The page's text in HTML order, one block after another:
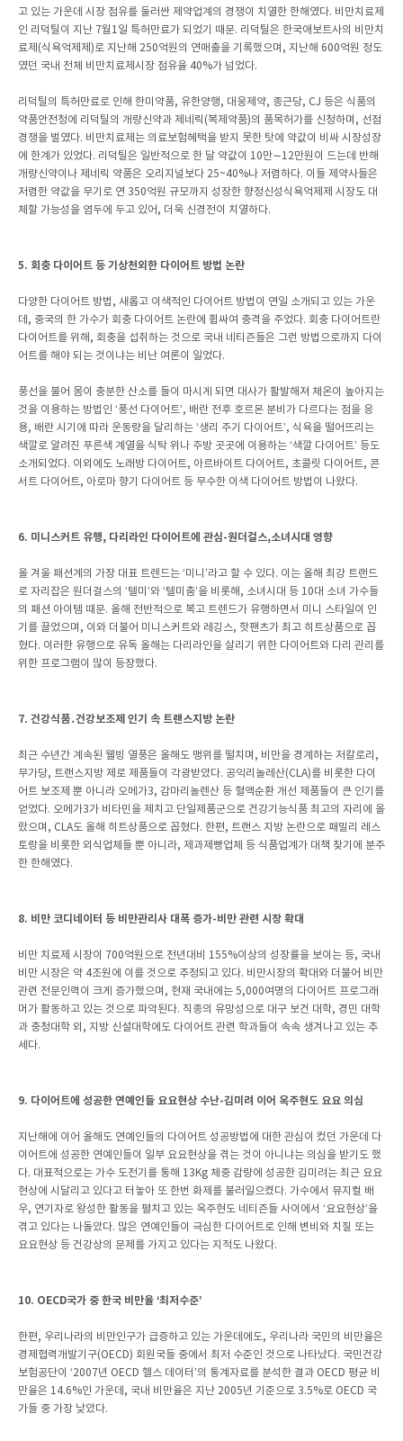
고 있는 가운데 시장 점유를 둘러싼 제약업계의 경쟁이 치열한 한해였다. 비만치료제
인 리덕틸이 지난 7월1일 특허만료가 되었기 때문. 리덕틸은 한국애보트사의 비만치
료제(식욕억제제)로 지난해 250억원의 연매출을 기록했으며, 지난해 600억원 정도
였던 국내 전체 비만치료제시장 점유율 40%가 넘었다.
리덕틸의 특허만료로 인해 한미약품, 유한양행, 대웅제약, 종근당, CJ 등은 식품의
약품안전청에 리덕틸의 개량신약과 제네릭(복제약품)의 품목허가를 신청하며, 선점
경쟁을 벌였다. 비만치료제는 의료보험혜택을 받지 못한 탓에 약값이 비싸 시장성장
에 한계가 있었다. 리덕틸은 일반적으로 한 달 약값이 10만∼12만원이 드는데 반해
개량신약이나 제네릭 약품은 오리지널보다 25~40%나 저렴하다. 이들 제약사들은
저렴한 약값을 무기로 연 350억원 규모까지 성장한 향정신성식욕억제제 시장도 대
체할 가능성을 염두에 두고 있어, 더욱 신경전이 치열하다.
5. 회충 다이어트 등 기상천외한 다이어트 방법 논란
다양한 다이어트 방법, 새롭고 이색적인 다이어트 방법이 연일 소개되고 있는 가운
데, 중국의 한 가수가 회충 다이어트 논란에 휩싸여 충격을 주었다. 회충 다이어트란
다이어트를 위해, 회충을 섭취하는 것으로 국내 네티즌들은 그런 방법으로까지 다이
어트를 해야 되는 것이냐는 비난 여론이 일었다.
풍선을 불어 몸이 충분한 산소를 들이 마시게 되면 대사가 활발해져 체온이 높아지는
것을 이용하는 방법인 ‘풍선 다이어트’, 배란 전후 호르몬 분비가 다르다는 점을 응
용, 배란 시기에 따라 운동량을 달리하는 ‘생리 주기 다이어트’, 식욕을 떨어뜨리는
색깔로 알려진 푸른색 계열을 식탁 위나 주방 곳곳에 이용하는 ‘색깔 다이어트’ 등도
소개되었다. 이외에도 노래방 다이어트, 아르바이트 다이어트, 초콜릿 다이어트, 콘
서트 다이어트, 아로마 향기 다이어트 등 무수한 이색 다이어트 방법이 나왔다.
6. 미니스커트 유행, 다리라인 다이어트에 관심-원더걸스,소녀시대 영향
올 겨울 패션계의 가장 대표 트렌드는 ‘미니’라고 할 수 있다. 이는 올해 최강 트랜드
로 자리잡은 원더걸스의 ‘텔미’와 ‘텔미춤’을 비롯해, 소녀시대 등 10대 소녀 가수들
의 패션 아이템 때문. 올해 전반적으로 복고 트렌드가 유행하면서 미니 스타일이 인
기를 끌었으며, 이와 더불어 미니스커트와 레깅스, 핫팬츠가 최고 히트상품으로 꼽
혔다. 이러한 유행으로 유독 올해는 다리라인을 살리기 위한 다이어트와 다리 관리를
위한 프로그램이 많이 등장했다.
7. 건강식품․건강보조제 인기 속 트랜스지방 논란
최근 수년간 계속된 웰빙 열풍은 올해도 맹위를 떨치며, 비만을 경계하는 저칼로리,
무가당, 트랜스지방 제로 제품들이 각광받았다. 공익리놀레산(CLA)를 비롯한 다이
어트 보조제 뿐 아니라 오메가3, 감마리놀렌산 등 혈액순환 개선 제품들이 큰 인기를
얻었다. 오메가3가 비타민을 제치고 단일제품군으로 건강기능식품 최고의 자리에 올
랐으며, CLA도 올해 히트상품으로 꼽혔다. 한편, 트랜스 지방 논란으로 패밀리 레스
토랑을 비롯한 외식업체들 뿐 아니라, 제과제빵업체 등 식품업계가 대책 찾기에 분주
한 한해였다.
8. 비만 코디네이터 등 비만관리사 대폭 증가-비만 관련 시장 확대
비만 치료제 시장이 700억원으로 전년대비 155%이상의 성장률을 보이는 등, 국내
비만 시장은 약 4조원에 이를 것으로 추정되고 있다. 비만시장의 확대와 더불어 비만
관련 전문인력이 크게 증가했으며, 현재 국내에는 5,000여명의 다이어트 프로그래
머가 활동하고 있는 것으로 파악된다. 직종의 유망성으로 대구 보건 대학, 경민 대학
과 충청대학 외, 지방 신설대학에도 다이어트 관련 학과들이 속속 생겨나고 있는 추
세다.
9. 다이어트에 성공한 연예인들 요요현상 수난-김미려 이어 옥주현도 요요 의심
지난해에 이어 올해도 연예인들의 다이어트 성공방법에 대한 관심이 컸던 가운데 다
이어트에 성공한 연예인들이 일부 요요현상을 겪는 것이 아니냐는 의심을 받기도 했
다. 대표적으로는 가수 도전기를 통해 13Kg 체중 감량에 성공한 김미려는 최근 요요
현상에 시달리고 있다고 터놓아 또 한번 화제를 불러일으켰다. 가수에서 뮤지컬 배
우, 연기자로 왕성한 활동을 펼치고 있는 옥주현도 네티즌들 사이에서 ‘요요현상’을
겪고 있다는 나돌았다. 많은 연예인들이 극심한 다이어트로 인해 변비와 치질 또는
요요현상 등 건강상의 문제를 가지고 있다는 지적도 나왔다.
10. OECD국가 중 한국 비만율 ‘최저수준’
한편, 우리나라의 비만인구가 급증하고 있는 가운데에도, 우리나라 국민의 비만율은
경제협력개발기구(OECD) 회원국들 중에서 최저 수준인 것으로 나타났다. 국민건강
보험공단이 ‘2007년 OECD 헬스 데이터’의 통계자료를 분석한 결과 OECD 평균 비
만율은 14.6%인 가운데, 국내 비만율은 지난 2005년 기준으로 3.5%로 OECD 국
가들 중 가장 낮았다.